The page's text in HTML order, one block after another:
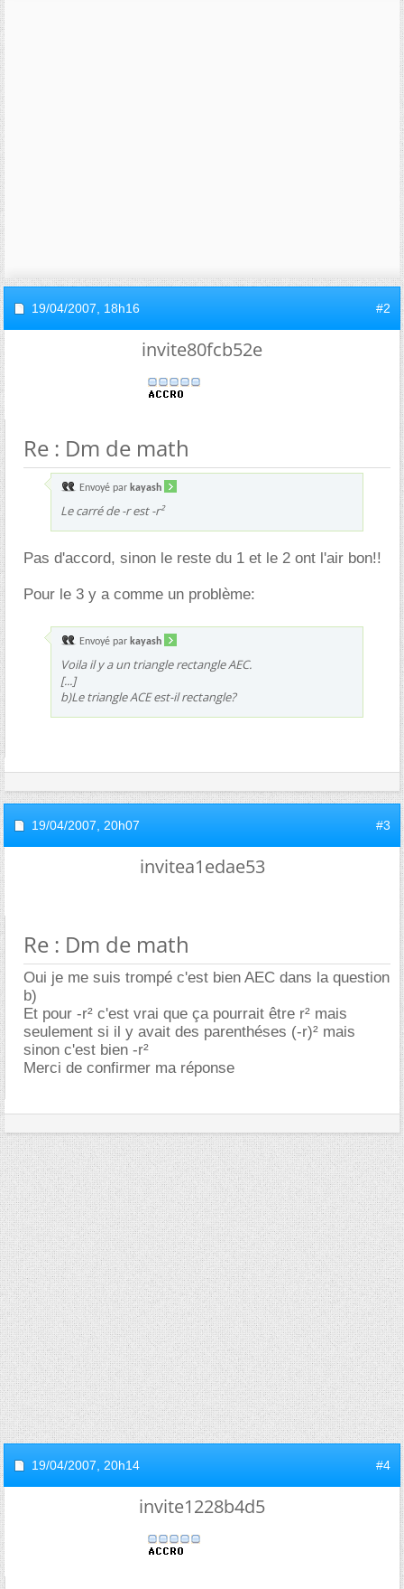
19/04/2007, 18h16 #2
invite80fcb52e
Re : Dm de math
Envoyé par kayash
Le carré de -r est -r²
Pas d'accord, sinon le reste du 1 et le 2 ont l'air bon!!
Pour le 3 y a comme un problème:
Envoyé par kayash
Voila il y a un triangle rectangle AEC.
[...]
b)Le triangle ACE est-il rectangle?
19/04/2007, 20h07 #3
invitea1edae53
Re : Dm de math
Oui je me suis trompé c'est bien AEC dans la question
b)
Et pour -r² c'est vrai que ça pourrait être r² mais
seulement si il y avait des parenthéses (-r)² mais
sinon c'est bien -r²
Merci de confirmer ma réponse
19/04/2007, 20h14 #4
invite1228b4d5